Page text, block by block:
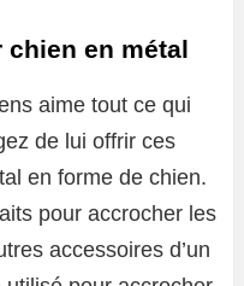
en métal
aime tout ce qui
de lui offrir ces
en forme de chien.
pour accrocher les
accessoires d’un